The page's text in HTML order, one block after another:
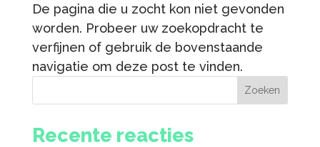
De pagina die u zocht kon niet gevonden
worden. Probeer uw zoekopdracht te
verfijnen of gebruik de bovenstaande
navigatie om deze post te vinden.
Recente reacties